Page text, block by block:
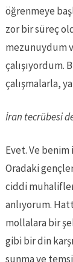
öğrenmeye
zor bir süreç
mezunuydum
çalışıyordum.
çalışmalarla,
İran tecrübesi
Evet. Ve
Oradaki
ciddi
anlıyorum.
mollalara bir
gibi bir din
sunma ve